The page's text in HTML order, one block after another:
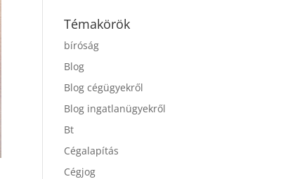
Témakörök
bíróság
Blog
Blog cégügyekről
Blog ingatlanügyekről
Bt
Cégalapítás
Cégjog